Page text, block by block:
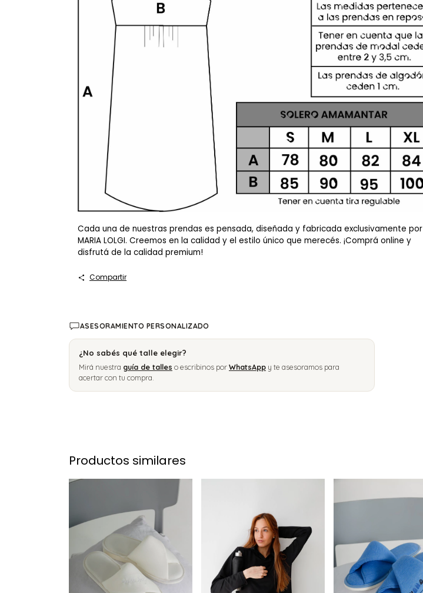
Cada una de nuestras prendas es pensada, diseñada y fabricada exclusivamente por
MARIA LOLGI. Creemos en la calidad y el estilo único que merecés. ¡Comprá online y
disfrutá de la calidad premium!
Compartir
ASESORAMIENTO PERSONALIZADO
¿No sabés qué talle elegir?
Mirá nuestra guía de talles o escribinos porWhatsApp y te asesoramos para
acertar con tu compra.
Productos similares